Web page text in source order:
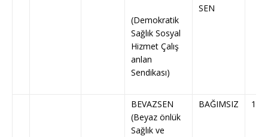
(Demokratik
Sağlık Sosyal
Hizmet Çalış
anlan
Sendikası)
SEN
BEVAZSEN
(Beyaz önlük
Sağlık ve
BAĞIMSIZ 175